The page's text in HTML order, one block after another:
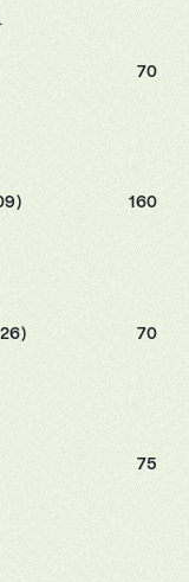
70
160
70
75